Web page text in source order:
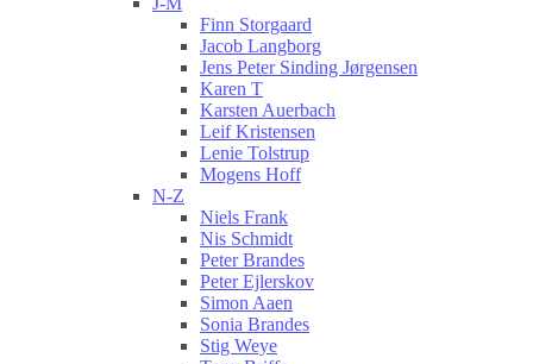
Finn Storgaard
Jacob Langborg
Jens Peter Sinding Jørgensen
Karen T
Karsten Auerbach
Leif Kristensen
Lenie Tolstrup
Mogens Hoff
N-Z
Niels Frank
Nis Schmidt
Peter Brandes
Peter Ejlerskov
Simon Aaen
Sonia Brandes
Stig Weye